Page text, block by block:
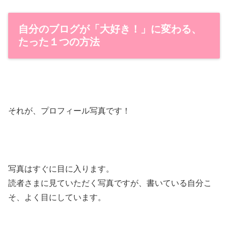
自分のブログが「大好き！」に変わる、
たった１つの方法
それが、プロフィール写真です！
写真はすぐに目に入ります。
読者さまに見ていただく写真ですが、書いている自分こ
そ、よく目にしています。